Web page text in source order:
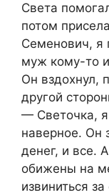
Света
потом
Семенович, я
муж кому-то
Он вздохнул,
другой
— Светочка,
наверное. Он
денег, и все.
обижены на
извиниться